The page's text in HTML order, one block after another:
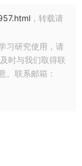
，转载请
习研究使用，请
时与我们取得联
。联系邮箱：